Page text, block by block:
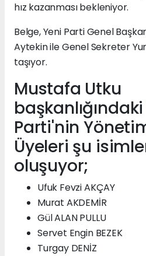
hız kazanması bekleniyor.
Belge, Yeni Parti Genel
Aytekin ile Genel Sekreter
taşıyor.
Mustafa Utku
Parti'nin
Üyeleri şu
oluşuyor;
Ufuk Fevzi AKÇAY
Murat AKDEMİR
Gül ALAN PULLU
Servet Engin BEZEK
Turgay DENİZ